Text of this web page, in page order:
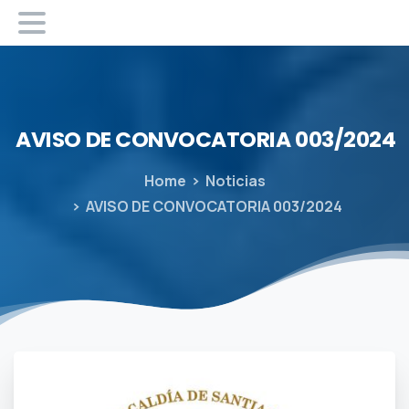
AVISO DE CONVOCATORIA 003/2024
Home
Noticias
AVISO DE CONVOCATORIA 003/2024